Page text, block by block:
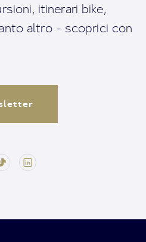
itinerari bike,
altro - scoprici con